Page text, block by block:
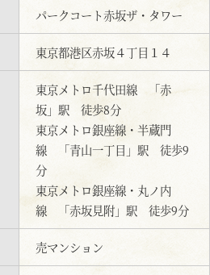
パークコート赤坂ザ・タワー
東京都港区赤坂４丁目１４
東京メトロ千代田線 「赤
坂」駅 徒歩8分
東京メトロ銀座線・半蔵門
線 「青山一丁目」駅 徒歩9
分
東京メトロ銀座線・丸ノ内
線 「赤坂見附」駅 徒歩9分
売マンション